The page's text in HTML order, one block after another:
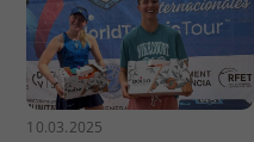
10.03.2025